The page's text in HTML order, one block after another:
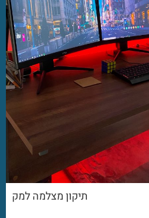
תיקון מצלמה למק